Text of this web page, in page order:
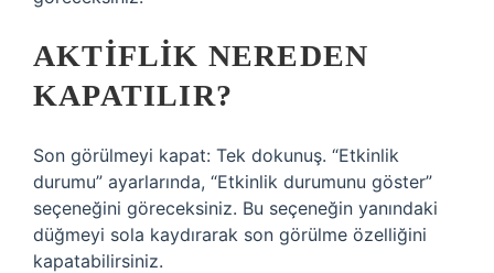
AKTIFLIK NEREDEN
KAPATILIR?
Son görülmeyi kapat: Tek dokunuş. “Etkinlik
durumu” ayarlarında, “Etkinlik durumunu göster”
seçeneğini göreceksiniz. Bu seçeneğin yanındaki
düğmeyi sola kaydırarak son görülme özelliğini
kapatabilirsiniz.